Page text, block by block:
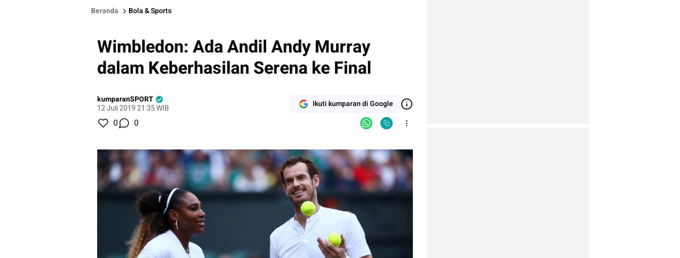
Beranda Bola & Sports
Wimbledon: Ada Andil Andy Murray
dalam Keberhasilan Serena ke Final
kumparanSPORT
12 Juli 2019 21:35 WIB
Ikuti kumparan di Google
0 0